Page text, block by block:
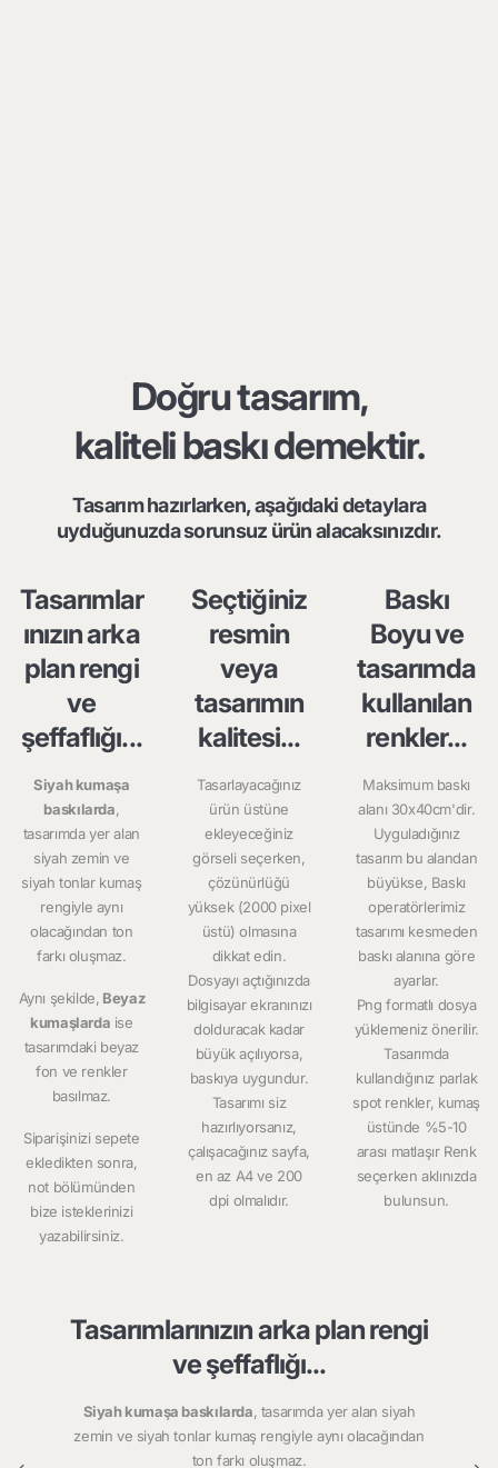
Doğru tasarım,
kaliteli baskı demektir.
Tasarım hazırlarken, aşağıdaki detaylara
uyduğunuzda sorunsuz ürün alacaksınızdır.
Tasarımlar
ınızın arka
plan rengi
ve
şeffaflığı...
Siyah kumaşa
baskılarda,
tasarımda yer alan
siyah zemin ve
siyah tonlar kumaş
rengiyle aynı
olacağından ton
farkı oluşmaz.
Aynı şekilde, Beyaz
kumaşlarda ise
tasarımdaki beyaz
fon ve renkler
basılmaz.
Siparişinizi sepete
ekledikten sonra,
not bölümünden
bize isteklerinizi
yazabilirsiniz.
Seçtiğiniz
resmin
veya
tasarımın
kalitesi...
Tasarlayacağınız
ürün üstüne
ekleyeceğiniz
görseli seçerken,
çözünürlüğü
yüksek (2000 pixel
üstü) olmasına
dikkat edin.
Dosyayı açtığınızda
bilgisayar ekranınızı
dolduracak kadar
büyük açılıyorsa,
baskıya uygundur.
Tasarımı siz
hazırlıyorsanız,
çalışacağınız sayfa,
en az A4 ve 200
dpi olmalıdır.
Baskı
Boyu ve
tasarımda
kullanılan
renkler...
Maksimum baskı
alanı 30x40cm'dir.
Uyguladığınız
tasarım bu alandan
büyükse, Baskı
operatörlerimiz
tasarımı kesmeden
baskı alanına göre
ayarlar.
Png formatlı dosya
yüklemeniz önerilir.
Tasarımda
kullandığınız parlak
spot renkler, kumaş
üstünde %5-10
arası matlaşır Renk
seçerken aklınızda
bulunsun.
Tasarımlarınızın arka plan rengi
ve şeffaflığı...
Siyah kumaşa baskılarda, tasarımda yer alan siyah
zemin ve siyah tonlar kumaş rengiyle aynı olacağından
ton farkı oluşmaz.